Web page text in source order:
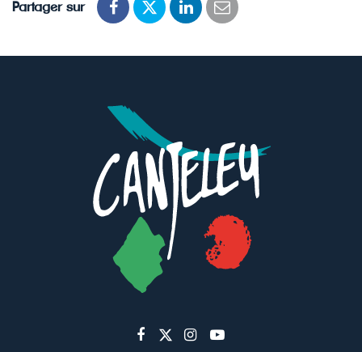
Partager sur
PartagerPartagerPartagerPartager
LienLienLienLien